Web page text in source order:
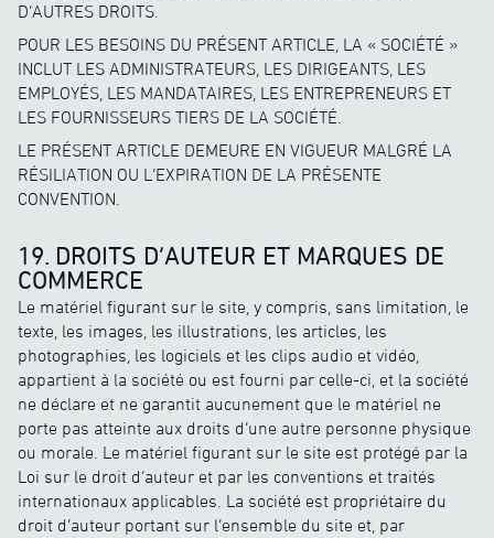
D’AUTRES DROITS.
POUR LES BESOINS DU PRÉSENT ARTICLE, LA « SOCIÉTÉ »
INCLUT LES ADMINISTRATEURS, LES DIRIGEANTS, LES
EMPLOYÉS, LES MANDATAIRES, LES ENTREPRENEURS ET
LES FOURNISSEURS TIERS DE LA SOCIÉTÉ.
LE PRÉSENT ARTICLE DEMEURE EN VIGUEUR MALGRÉ LA
RÉSILIATION OU L’EXPIRATION DE LA PRÉSENTE
CONVENTION.
19. DROITS D’AUTEUR ET MARQUES DE
COMMERCE
Le matériel figurant sur le site, y compris, sans limitation, le
texte, les images, les illustrations, les articles, les
photographies, les logiciels et les clips audio et vidéo,
appartient à la société ou est fourni par celle-ci, et la société
ne déclare et ne garantit aucunement que le matériel ne
porte pas atteinte aux droits d’une autre personne physique
ou morale. Le matériel figurant sur le site est protégé par la
Loi sur le droit d’auteur et par les conventions et traités
internationaux applicables. La société est propriétaire du
droit d’auteur portant sur l’ensemble du site et, par